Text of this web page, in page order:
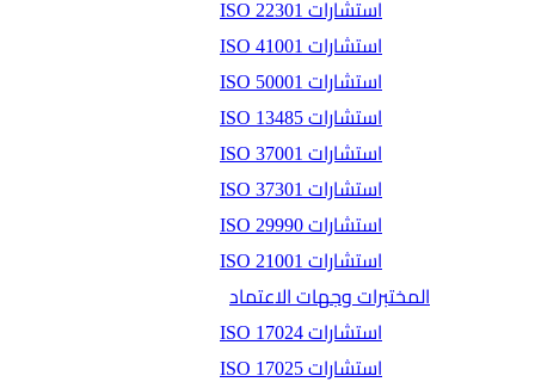
استشارات ISO 22301
استشارات ISO 41001
استشارات ISO 50001
استشارات ISO 13485
استشارات ISO 37001
استشارات ISO 37301
استشارات ISO 29990
استشارات ISO 21001
المختبرات وجهات الاعتماد
استشارات ISO 17024
استشارات ISO 17025